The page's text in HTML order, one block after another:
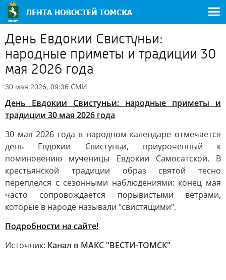
День Евдокии Свистуньи:
народные приметы и традиции 30
мая 2026 года
30 мая 2026, 09:36 СМИ
День Евдокии Свистуньи: народные приметы и
традиции 30 мая 2026 года
30 мая 2026 года в народном календаре отмечается
день Евдокии Свистуньи, приуроченный к
поминовению мученицы Евдокии Самосатской. В
крестьянской традиции образ святой тесно
переплелся с сезонными наблюдениями: конец мая
часто сопровождается порывистыми ветрами,
которые в народе называли "свистящими".
Подробности на сайте!
Источник: Канал в МАКС "ВЕСТИ-ТОМСК"